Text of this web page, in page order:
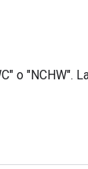
o "NCHW".